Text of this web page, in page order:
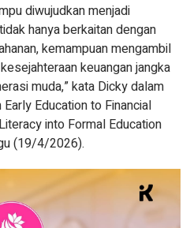
diwujudkan menjadi
hanya berkaitan dengan
kemampuan mengambil
keuangan jangka
muda,” kata Dicky dalam
Education to Financial
into Formal Education
(19/4/2026).